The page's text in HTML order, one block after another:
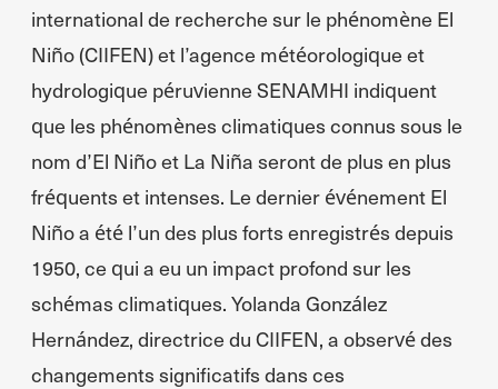
international de recherche sur le phénomène El
Niño (CIIFEN) et l’agence météorologique et
hydrologique péruvienne SENAMHI indiquent
que les phénomènes climatiques connus sous le
nom d’El Niño et La Niña seront de plus en plus
fréquents et intenses. Le dernier événement El
Niño a été l’un des plus forts enregistrés depuis
1950, ce qui a eu un impact profond sur les
schémas climatiques. Yolanda González
Hernández, directrice du CIIFEN, a observé des
changements significatifs dans ces